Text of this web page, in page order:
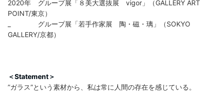
2020年 グループ展「８美大選抜展 vigor」（GALLERY ART
POINT/東京）
_ グループ展「若手作家展 陶・磁・璃」（SOKYO
GALLERY/京都）
＜Statement＞
”ガラス”という素材から、私は常に人間の存在を感じている。